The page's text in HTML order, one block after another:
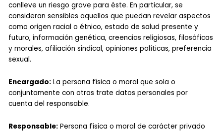
conlleve un riesgo grave para éste. En particular, se
consideran sensibles aquellos que puedan revelar aspectos
como origen racial o étnico, estado de salud presente y
futuro, información genética, creencias religiosas, filosóficas
y morales, afiliación sindical, opiniones políticas, preferencia
sexual.
Encargado: La persona física o moral que sola o
conjuntamente con otras trate datos personales por
cuenta del responsable.
Responsable: Persona física o moral de carácter privado